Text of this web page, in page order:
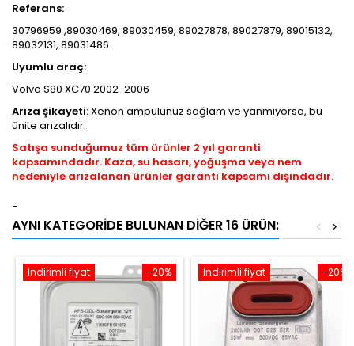
Referans:
30796959 ,89030469, 89030459, 89027878, 89027879, 89015132,
89032131, 89031486
Uyumlu araç:
Volvo S80 XC70 2002-2006
Arıza şikayeti:Xenon ampulünüz sağlam ve yanmıyorsa, bu
ünite arızalıdır.
Satışa sunduğumuz tüm ürünler 2 yıl garanti
kapsamındadır. Kaza, su hasarı, yoğuşma veya nem
nedeniyle arızalanan ürünler garanti kapsamı dışındadır.
-
AYNI KATEGORIDE BULUNAN DIĞER 16 ÜRÜN: >
<
-20%
İndirimli fiyat -20%
İndirimli fiyat